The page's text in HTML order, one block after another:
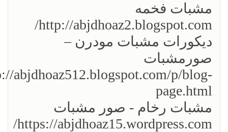
مشبات فخمه
http://abjdhoaz2.blogspot.com/
ديكورات مشبات مودرن –
صورمشبات
abjdhoaz512.blogspot.com/p/blog-
page.html
مشبات رخام - صور مشبات
https://abjdhoaz15.wordpress.com/